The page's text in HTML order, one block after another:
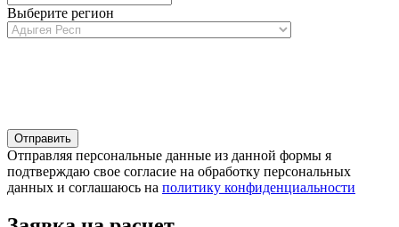
Выберите регион
Отправляя персональные данные из данной формы я
подтверждаю свое согласие на обработку персональных
данных и соглашаюсь на политику конфиденциальности